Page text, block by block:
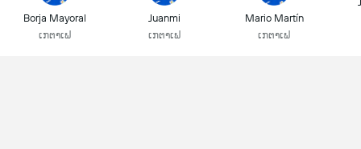
Borja Mayoral
ເກຕາເຟ
Juanmi
ເກຕາເຟ
Mario Martín
ເກຕາເຟ